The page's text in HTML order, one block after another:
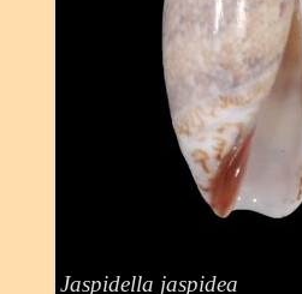
Jaspidella jaspidea